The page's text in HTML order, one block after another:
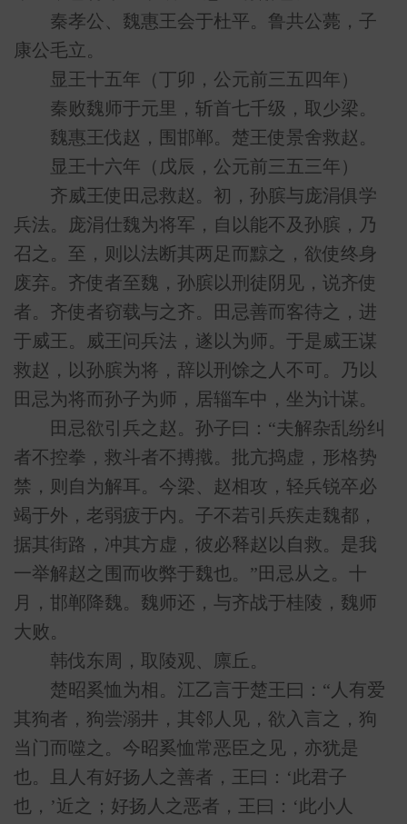
秦孝公、魏惠王会于杜平。鲁共公薨，子
康公毛立。
显王十五年（丁卯，公元前三五四年）
秦败魏师于元里，斩首七千级，取少梁。
魏惠王伐赵，围邯郸。楚王使景舍救赵。
显王十六年（戊辰，公元前三五三年）
齐威王使田忌救赵。初，孙膑与庞涓俱学
兵法。庞涓仕魏为将军，自以能不及孙膑，乃
召之。至，则以法断其两足而黥之，欲使终身
废弃。齐使者至魏，孙膑以刑徒阴见，说齐使
者。齐使者窃载与之齐。田忌善而客待之，进
于威王。威王问兵法，遂以为师。于是威王谋
救赵，以孙膑为将，辞以刑馀之人不可。乃以
田忌为将而孙子为师，居辎车中，坐为计谋。
田忌欲引兵之赵。孙子曰：“夫解杂乱纷纠
者不控拳，救斗者不搏撠。批亢捣虚，形格势
禁，则自为解耳。今梁、赵相攻，轻兵锐卒必
竭于外，老弱疲于内。子不若引兵疾走魏都，
据其街路，冲其方虚，彼必释赵以自救。是我
一举解赵之围而收弊于魏也。”田忌从之。十
月，邯郸降魏。魏师还，与齐战于桂陵，魏师
大败。
韩伐东周，取陵观、廪丘。
楚昭奚恤为相。江乙言于楚王曰：“人有爱
其狗者，狗尝溺井，其邻人见，欲入言之，狗
当门而噬之。今昭奚恤常恶臣之见，亦犹是
也。且人有好扬人之善者，王曰：‘此君子
也，’近之；好扬人之恶者，王曰：‘此小人